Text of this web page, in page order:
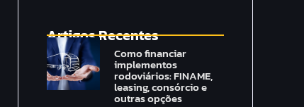
Artigos Recentes
Como financiar
implementos
rodoviários: FINAME,
leasing, consórcio e
outras opções